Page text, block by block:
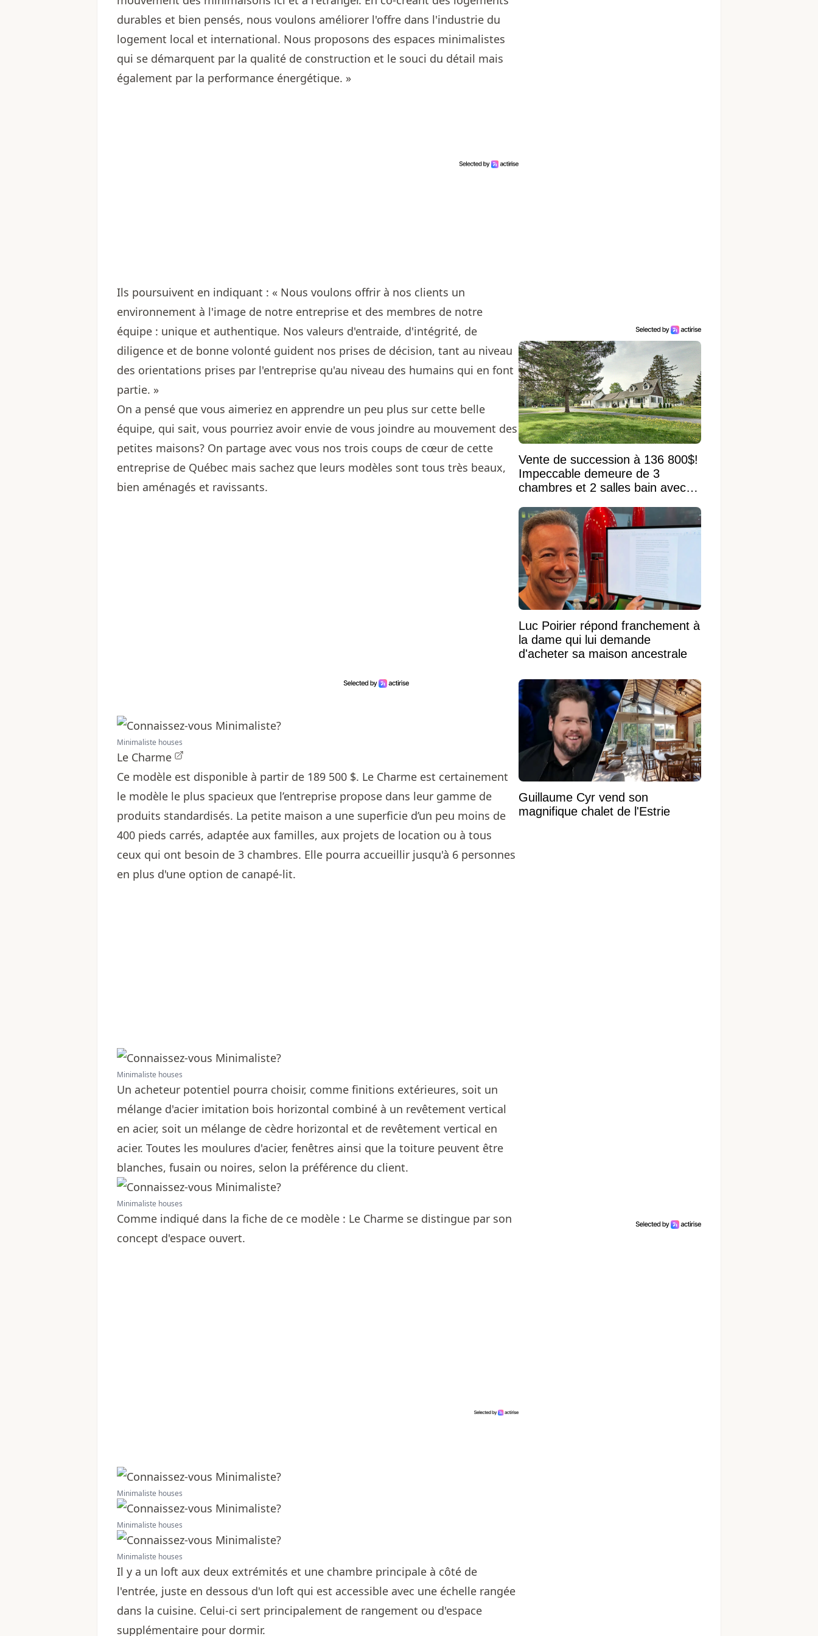
durables et bien pensés, nous voulons améliorer l'offre dans l'industrie du
logement local et international. Nous proposons des espaces minimalistes
qui se démarquent par la qualité de construction et le souci du détail mais
également par la performance énergétique. »
Ils poursuivent en indiquant : « Nous voulons offrir à nos clients un
environnement à l'image de notre entreprise et des membres de notre
équipe : unique et authentique. Nos valeurs d'entraide, d'intégrité, de
diligence et de bonne volonté guident nos prises de décision, tant au niveau
des orientations prises par l'entreprise qu'au niveau des humains qui en font
partie. »
On a pensé que vous aimeriez en apprendre un peu plus sur cette belle
équipe, qui sait, vous pourriez avoir envie de vous joindre au mouvement des
petites maisons? On partage avec vous nos trois coups de cœur de cette
entreprise de Québec mais sachez que leurs modèles sont tous très beaux,
bien aménagés et ravissants.
Minimaliste houses
Le Charme
Ce modèle est disponible à partir de 189 500 $. Le Charme est certainement
le modèle le plus spacieux que l’entreprise propose dans leur gamme de
produits standardisés. La petite maison a une superficie d’un peu moins de
400 pieds carrés, adaptée aux familles, aux projets de location ou à tous
ceux qui ont besoin de 3 chambres. Elle pourra accueillir jusqu'à 6 personnes
en plus d'une option de canapé-lit.
Minimaliste houses
Un acheteur potentiel pourra choisir, comme finitions extérieures, soit un
mélange d'acier imitation bois horizontal combiné à un revêtement vertical
en acier, soit un mélange de cèdre horizontal et de revêtement vertical en
acier. Toutes les moulures d'acier, fenêtres ainsi que la toiture peuvent être
blanches, fusain ou noires, selon la préférence du client.
Minimaliste houses
Comme indiqué dans la fiche de ce modèle : Le Charme se distingue par son
concept d'espace ouvert.
Minimaliste houses
Minimaliste houses
Minimaliste houses
Il y a un loft aux deux extrémités et une chambre principale à côté de
l'entrée, juste en dessous d'un loft qui est accessible avec une échelle rangée
dans la cuisine. Celui-ci sert principalement de rangement ou d'espace
supplémentaire pour dormir.
Vente de succession à 136 800$!
Impeccable demeure de 3
chambres et 2 salles bain avec
Luc Poirier répond franchement à
la dame qui lui demande
d'acheter sa maison ancestrale
Guillaume Cyr vend son
magnifique chalet de l'Estrie